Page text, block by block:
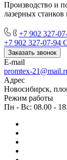
Производство и
лазерных станков
+7 902 327-
+7 902 327-07-94
Заказать звонок
E-mail
promtex-
Адрес
Новосибирск,
Режим работы
Пн - Вс: 08.00 -